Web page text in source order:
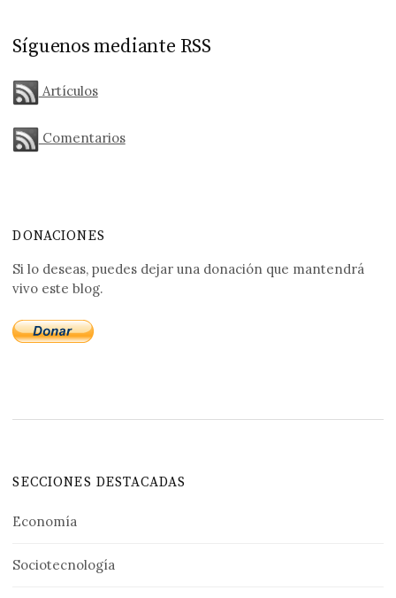
Síguenos mediante RSS
Artículos
Comentarios
DONACIONES
Si lo deseas, puedes dejar una donación que mantendrá
vivo este blog.
SECCIONES DESTACADAS
Economía
Sociotecnología